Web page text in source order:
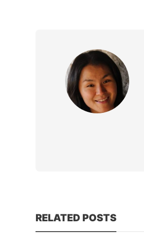
RELATED POSTS